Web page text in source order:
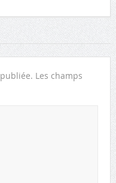
Les champs